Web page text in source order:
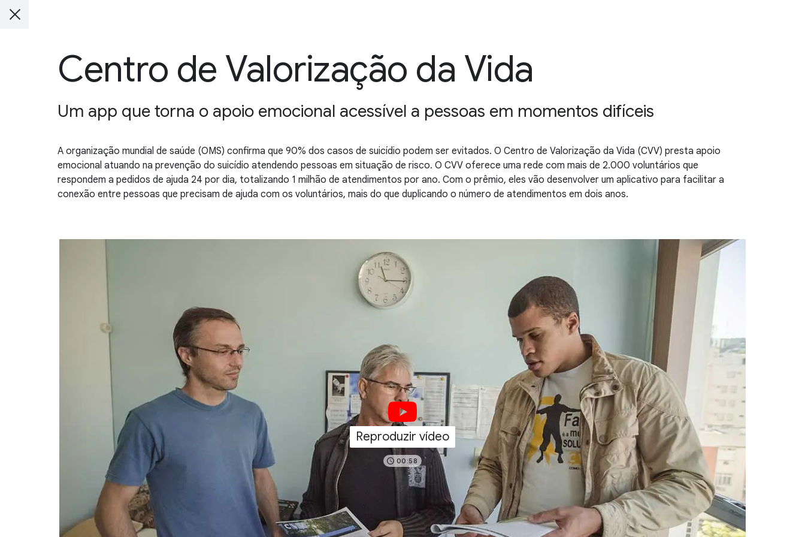
Centro de Valorização da Vida
Um app que torna o apoio emocional acessível a pessoas em momentos difíceis
A organização mundial de saúde (OMS) confirma que 90% dos casos de suicídio podem ser evitados. O Centro de Valorização da Vida (CVV) presta apoio
emocional atuando na prevenção do suicídio atendendo pessoas em situação de risco. O CVV oferece uma rede com mais de 2.000 voluntários que
respondem a pedidos de ajuda 24 por dia, totalizando 1 milhão de atendimentos por ano. Com o prêmio, eles vão desenvolver um aplicativo para facilitar a
conexão entre pessoas que precisam de ajuda com os voluntários, mais do que duplicando o número de atendimentos em dois anos.
Reproduzir vídeo
00:58